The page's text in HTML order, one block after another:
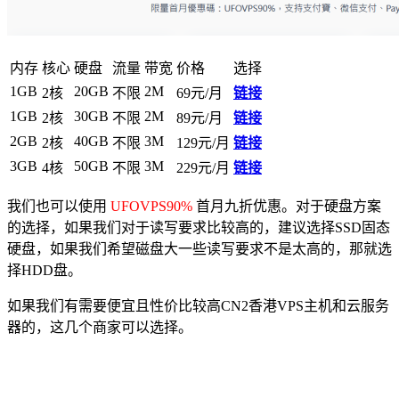
内存 核心 硬盘 流量 带宽 价格
选择
1GB 2核 20GB 不限 2M 69元/月
链接
1GB 2核 30GB 不限 2M 89元/月
链接
2GB 2核 40GB 不限 3M 129元/月 链接
3GB 4核 50GB 不限 3M 229元/月 链接
我们也可以使用 UFOVPS90% 首月九折优惠。对于硬盘方案
的选择，如果我们对于读写要求比较高的，建议选择SSD固态
硬盘，如果我们希望磁盘大一些读写要求不是太高的，那就选
择HDD盘。
如果我们有需要便宜且性价比较高CN2香港VPS主机和云服务
器的，这几个商家可以选择。